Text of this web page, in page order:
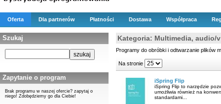
Oferta Dla partnerów Płatności Dostawa Współpraca
Szukaj
Zapytanie o program
Brak programu w naszej ofercie? zapytaj o
niego! Zdobędziemy go dla Ciebie!
Kategoria: Multimedia, audio/
Programy do obróbki i odtwarzanie plików
Na stronie
iSpring Flip
iSpring Flip to narzędzie
umożliwia również na
standardami...